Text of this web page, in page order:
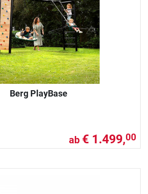
Berg PlayBase
ab € 1.499,00